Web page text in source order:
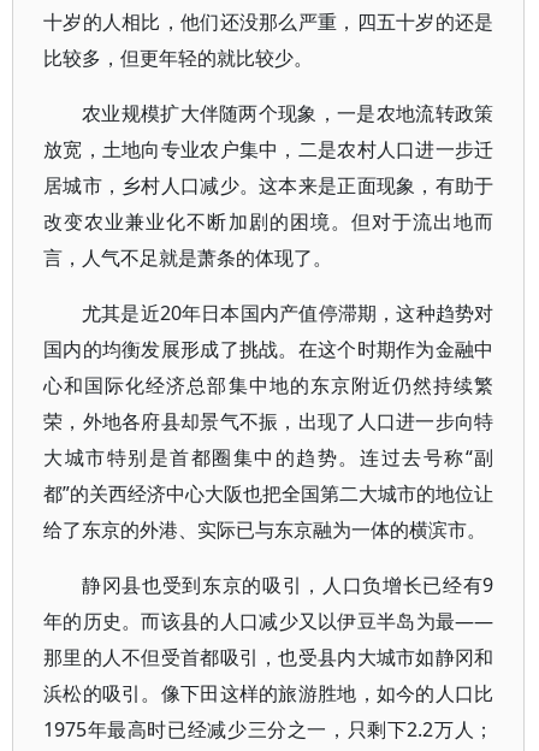
十岁的人相比，他们还没那么严重，四五十岁的还是
比较多，但更年轻的就比较少。
农业规模扩大伴随两个现象，一是农地流转政策
放宽，土地向专业农户集中，二是农村人口进一步迁
居城市，乡村人口减少。这本来是正面现象，有助于
改变农业兼业化不断加剧的困境。但对于流出地而
言，人气不足就是萧条的体现了。
尤其是近20年日本国内产值停滞期，这种趋势对
国内的均衡发展形成了挑战。在这个时期作为金融中
心和国际化经济总部集中地的东京附近仍然持续繁
荣，外地各府县却景气不振，出现了人口进一步向特
大城市特别是首都圈集中的趋势。连过去号称“副
都”的关西经济中心大阪也把全国第二大城市的地位让
给了东京的外港、实际已与东京融为一体的横滨市。
静冈县也受到东京的吸引，人口负增长已经有9
年的历史。而该县的人口减少又以伊豆半岛为最——
那里的人不但受首都吸引，也受县内大城市如静冈和
浜松的吸引。像下田这样的旅游胜地，如今的人口比
1975年最高时已经减少三分之一，只剩下2.2万人；